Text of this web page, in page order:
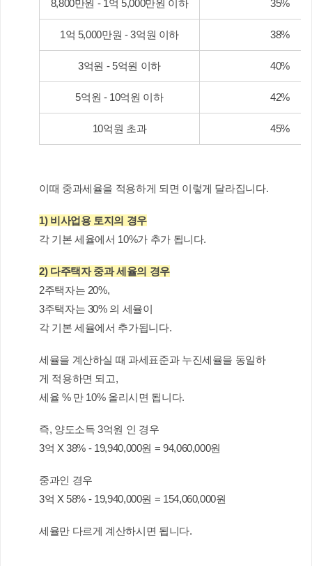
8,800만원 - 1억 5,000만원 이하 35%
1억 5,000만원 - 3억원 이하 38%
3억원 - 5억원 이하 40%
5억원 - 10억원 이하 42%
10억원 초과 45%
이때 중과세율을 적용하게 되면 이렇게 달라집니다.
1) 비사업용 토지의 경우
각 기본 세율에서 10%가 추가 됩니다.
2) 다주택자 중과 세율의 경우
2주택자는 20%,
3주택자는 30% 의 세율이
각 기본 세율에서 추가됩니다.
세율을 계산하실 때 과세표준과 누진세율을 동일하
게 적용하면 되고,
세율 % 만 10% 올리시면 됩니다.
즉, 양도소득 3억원 인 경우
3억 X 38% - 19,940,000원 = 94,060,000원
중과인 경우
3억 X 58% - 19,940,000원 = 154,060,000원
세율만 다르게 계산하시면 됩니다.